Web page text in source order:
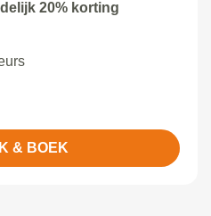
20% korting
& BOEK